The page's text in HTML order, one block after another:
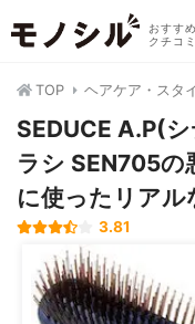
おすす
クチコ
TOP ヘアケア・スタ
SEDUCE A.P(
ラシ SEN705の
に使ったリアル
3.81